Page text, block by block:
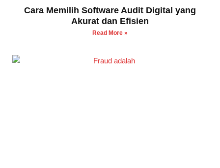
Cara Memilih Software Audit Digital yang
Akurat dan Efisien
Read More »